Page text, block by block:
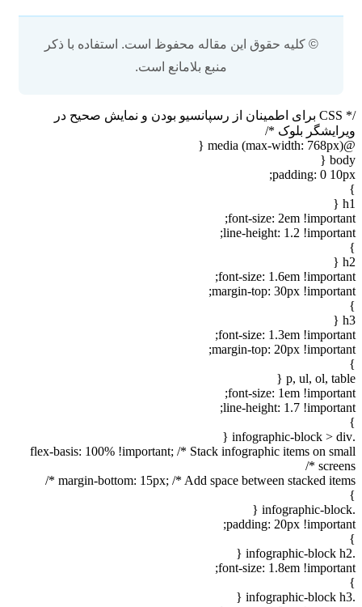
© کلیه حقوق این مقاله محفوظ است. استفاده با ذکر
منبع بلامانع است.
/* CSS برای اطمینان از رسپانسیو بودن و نمایش صحیح در
ویرایشگر بلوک */
@media (max-width: 768px) {
body {
padding: 0 10px;
}
h1 {
font-size: 2em !important;
line-height: 1.2 !important;
}
h2 {
font-size: 1.6em !important;
margin-top: 30px !important;
}
h3 {
font-size: 1.3em !important;
margin-top: 20px !important;
}
p, ul, ol, table {
font-size: 1em !important;
line-height: 1.7 !important;
}
.infographic-block > div {
flex-basis: 100% !important; /* Stack infographic items on small
screens */
margin-bottom: 15px; /* Add space between stacked items */
}
.infographic-block {
padding: 20px !important;
}
.infographic-block h2 {
font-size: 1.8em !important;
}
.infographic-block h3 {